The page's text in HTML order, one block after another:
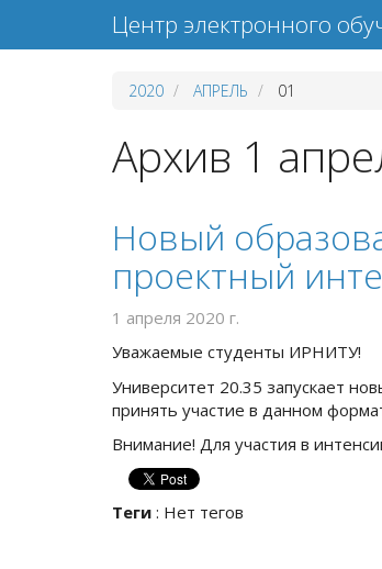
Центр электронного
2020 АПРЕЛЬ 01
Архив 1
Новый
проектный
1 апреля 2020 г.
Уважаемые студенты ИРНИТУ!
Университет 20.35 запускает
принять участие в данном
Внимание! Для участия в
Теги : Нет тегов